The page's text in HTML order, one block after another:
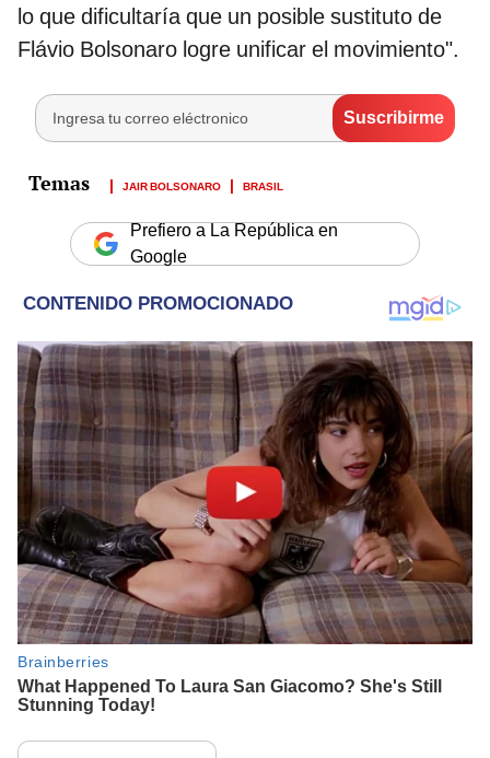
lo que dificultaría que un posible sustituto de
Flávio Bolsonaro logre unificar el movimiento".
JAIR BOLSONARO BRASIL
Prefiero a La República en
Google